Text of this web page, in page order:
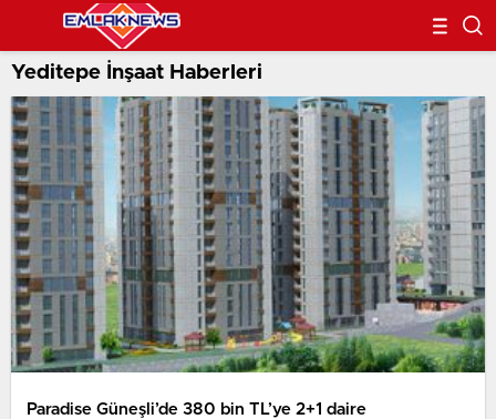
Yeditepe İnşaat Haberleri
Paradise Güneşli’de 380 bin TL’ye 2+1 daire